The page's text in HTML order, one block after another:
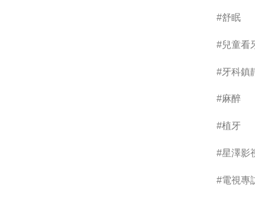
#舒眠
#兒童看
#牙科鎮
#麻醉
#植牙
#星澤影
#電視專